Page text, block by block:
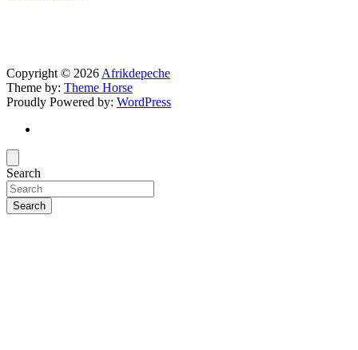
Copyright © 2026 Afrikdepeche
Theme by: Theme Horse
Proudly Powered by: WordPress
Search
Search